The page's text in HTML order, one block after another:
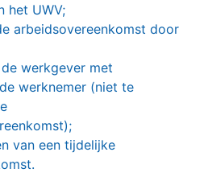
het UWV;
arbeidsovereenkomst door
werkgever met
werknemer (niet te
van een tijdelijke